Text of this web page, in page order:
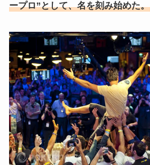
ープロ”として、名を刻み始めた。